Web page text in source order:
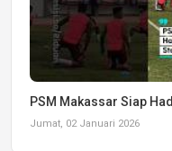
PSM Makassar Siap
Jumat, 02 Januari 2026